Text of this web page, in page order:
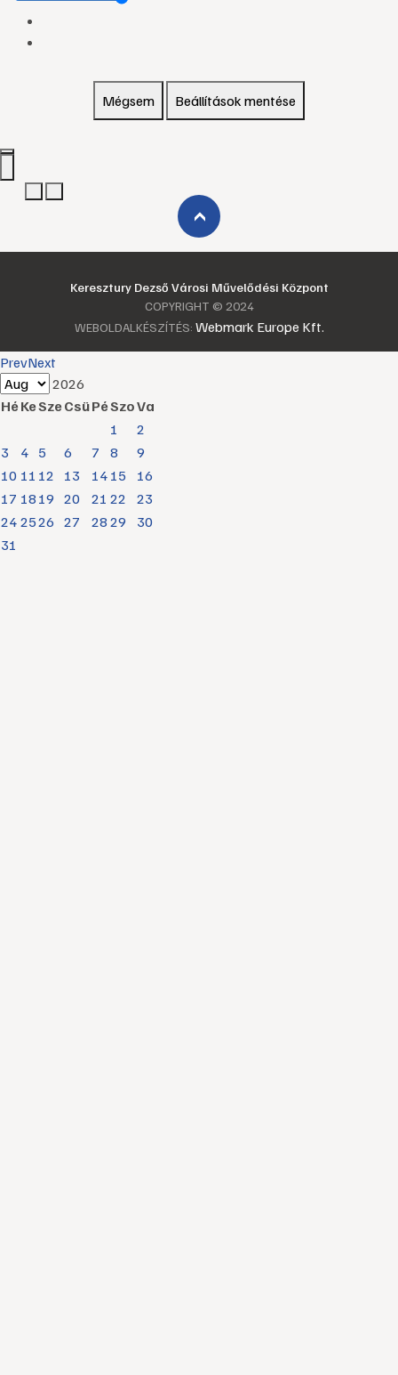
Mégsem Beállítások mentése
›
Keresztury Dezső Városi Művelődési Központ
COPYRIGHT © 2024
WEBOLDALKÉSZÍTÉS: Webmark Europe Kft.
PrevNext
2026
HéKeSzeCsüPéSzoVa
1
2
3
4 5 6 7 8
9
10 11 12 13 14 15
16
17 18 19 20 21 22
23
24 2526 27 28 29
30
31